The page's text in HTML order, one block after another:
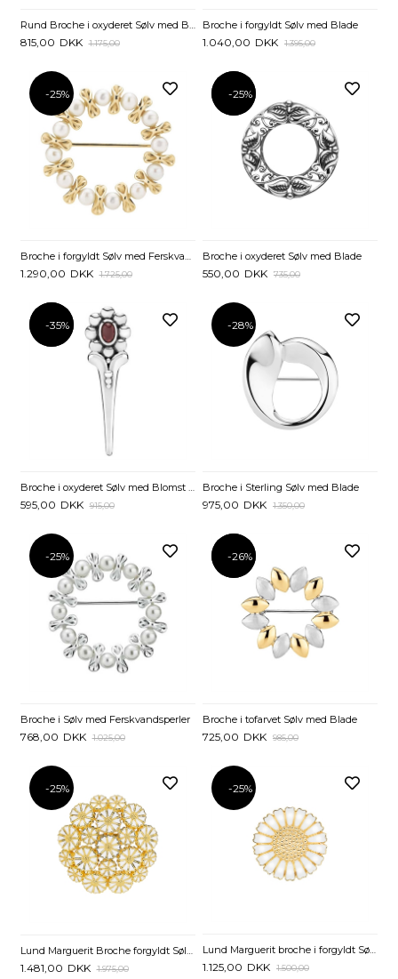
815,00 DKK 1.175,00
Broche i forgyldt Sølv med Blade
1.040,00 DKK 1.395,00
-25%
Broche i forgyldt Sølv med Ferskvandsperler
1.290,00 DKK 1.725,00
-25%
-25%
Broche i oxyderet Sølv med Blade
550,00 DKK 735,00
-35%
-35%
Broche i oxyderet Sølv med Blomst og rød Granat
595,00 DKK 915,00
-28%
Broche i Sterling Sølv med Blade
975,00 DKK 1.350,00
-25%
Broche i Sølv med Ferskvandsperler
768,00 DKK 1.025,00
-26%
-26%
Broche i tofarvet Sølv med Blade
725,00 DKK 985,00
-25%
Lund Marguerit Broche forgyldt Sølv mix af Margueritter
1.481,00 DKK 1.975,00
-25%
Lund Marguerit broche i forgyldt Sølv - 25 mm
1.125,00 DKK 1.500,00